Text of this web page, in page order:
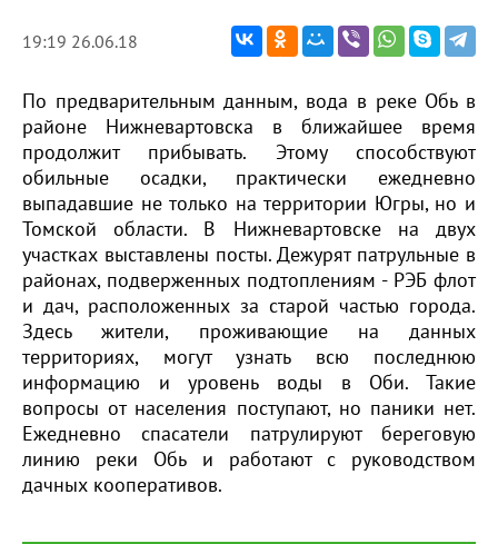
19:19 26.06.18
По предварительным данным, вода в реке Обь в
районе Нижневартовска в ближайшее время
продолжит прибывать. Этому способствуют
обильные осадки, практически ежедневно
выпадавшие не только на территории Югры, но и
Томской области. В Нижневартовске на двух
участках выставлены посты. Дежурят патрульные в
районах, подверженных подтоплениям - РЭБ флот
и дач, расположенных за старой частью города.
Здесь жители, проживающие на данных
территориях, могут узнать всю последнюю
информацию и уровень воды в Оби. Такие
вопросы от населения поступают, но паники нет.
Ежедневно спасатели патрулируют береговую
линию реки Обь и работают с руководством
дачных кооперативов.